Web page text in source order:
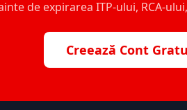
de expirarea ITP-ului, RCA-
Creează Cont